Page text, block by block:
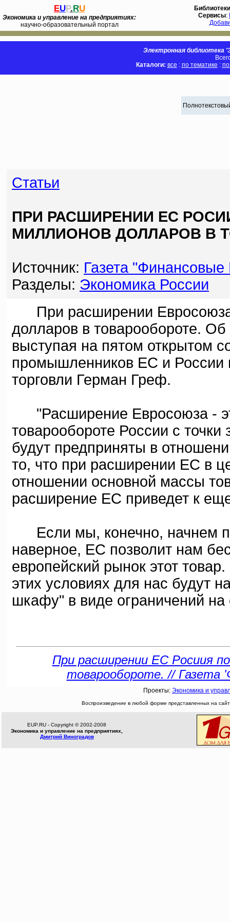
EUP.RU
Экономика и управление на предприятиях:
научно-образовательный портал
Библиотеки
Сервисы:
Электронная библиотека
Каталоги: все : по тематике :
Статьи
ПРИ РАСШИРЕНИИ ЕС
МИЛЛИОНОВ ДОЛЛАРОВ В
Источник: Газета "Финансовые
Разделы: Экономика России
При расширении Евросоюза
долларов в товарообороте.
выступая на пятом открытом
промышленников ЕС и России
торговли Герман Греф.
"Расширение Евросоюза -
товарообороте России с точки
будут предприняты в
то, что при расширении ЕС в
отношении основной массы
расширение ЕС приведет к
Если мы, конечно, начнем
наверное, ЕС позволит нам
европейский рынок этот
этих условиях для нас будут
шкафу" в виде ограничений
При расширении ЕС Росиия
товарообороте. // Газета
Проекты: Экономика и
Воспроизведение в любой форме представленных на
EUP.RU - Copyright © 2002-2008
Экономика и управление на предприятиях,
Дмитрий Виноградов